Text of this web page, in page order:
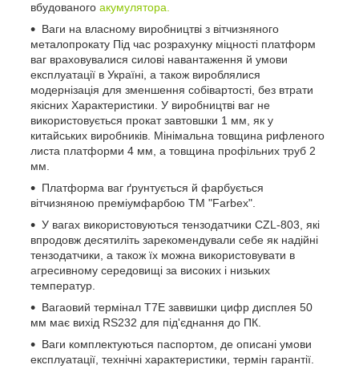
вбудованого акумулятора.
Ваги на власному виробництві з вітчизняного
металопрокату Під час розрахунку міцності платформ
ваг враховувалися силові навантаження й умови
експлуатації в Україні, а також вироблялися
модернізація для зменшення собівартості, без втрати
якісних Характеристики. У виробництві ваг не
використовується прокат завтовшки 1 мм, як у
китайських виробників. Мінімальна товщина рифленого
листа платформи 4 мм, а товщина профільних труб 2
мм.
Платформа ваг ґрунтується й фарбується
вітчизняною преміумфарбою ТМ "Farbex".
У вагах використовуються тензодатчики CZL-803, які
впродовж десятиліть зарекомендували себе як надійні
тензодатчики, а також їх можна використовувати в
агресивному середовищі за високих і низьких
температур.
Вагаовий термінал T7E заввишки цифр дисплея 50
мм має вихід RS232 для під'єднання до ПК.
Ваги комплектуються паспортом, де описані умови
експлуатації, технічні характеристики, термін гарантії.